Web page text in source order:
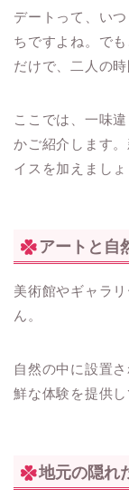
デートって、い
ちですよね。で
だけで、二人の
ここでは、一味
かご紹介します
イスを加えましょ
アートと自
美術館やギャラ
ん。
自然の中に設置
鮮な体験を提供し
地元の隠れ